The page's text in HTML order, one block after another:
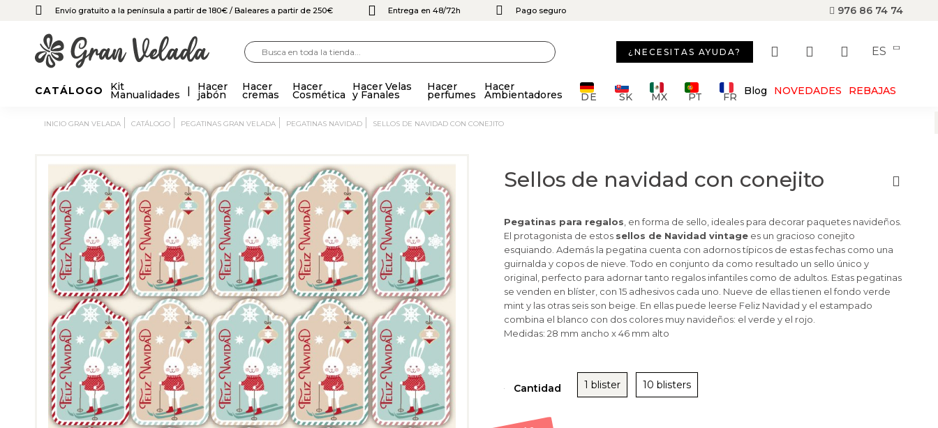
Envío gratuito a la península a partir de 180€ / Baleares a partir de 250€ Entrega en 48/72h Pago seguro 976 86 74 74
¿NECESITAS AYUDA? ES
CATÁLOGO Kit
Manualidades
Hacer
jabón
Hacer
cremas
Hacer
Cosmética
Hacer Velas
y Fanales
Hacer
perfumes
Hacer
Ambientadores DE SK MX PT FR Blog NOVEDADES REBAJAS
INICIO GRAN VELADA CATÁLOGO PEGATINAS GRAN VELADA PEGATINAS NAVIDAD SELLOS DE NAVIDAD CON CONEJITO
Sellos de navidad con conejito
Pegatinas para regalos , en forma de sello, ideales para decorar paquetes navideños.
El protagonista de estos sellos de Navidad vintage es un gracioso conejito
esquiando. Además la pegatina cuenta con adornos típicos de estas fechas como una
guirnalda y copos de nieve. Todo en conjunto da como resultado un sello único y
original, perfecto para adornar tanto regalos infantiles como de adultos. Estas pegatinas
se venden en blíster, con 15 adhesivos cada uno. Nueve de ellas tienen el fondo verde
mint y las otras seis son beige. En ellas puede leerse Feliz Navidad y el estampado
combina el blanco con dos colores muy navideños: el verde y el rojo.
Medidas: 28 mm ancho x 46 mm alto
Cantidad 1 blister 10 blisters